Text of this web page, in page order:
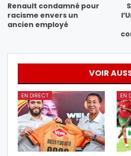
Renault condamné pour
racisme envers un
ancien employé
VOIR
EN DIRECT EN